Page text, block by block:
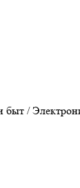
быт /